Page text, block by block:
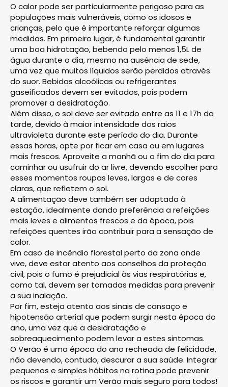
O calor pode ser particularmente perigoso para as
populações mais vulneráveis, como os idosos e
crianças, pelo que é importante reforçar algumas
medidas. Em primeiro lugar, é fundamental garantir
uma boa hidratação, bebendo pelo menos 1,5L de
água durante o dia, mesmo na ausência de sede,
uma vez que muitos líquidos serão perdidos através
do suor. Bebidas alcoólicas ou refrigerantes
gaseificados devem ser evitados, pois podem
promover a desidratação.
Além disso, o sol deve ser evitado entre as 11 e 17h da
tarde, devido à maior intensidade dos raios
ultravioleta durante este período do dia. Durante
essas horas, opte por ficar em casa ou em lugares
mais frescos. Aproveite a manhã ou o fim do dia para
caminhar ou usufruir do ar livre, devendo escolher para
esses momentos roupas leves, largas e de cores
claras, que refletem o sol.
A alimentação deve também ser adaptada à
estação, idealmente dando preferência a refeições
mais leves e alimentos frescos e da época, pois
refeições quentes irão contribuir para a sensação de
calor.
Em caso de incêndio florestal perto da zona onde
vive, deve estar atento aos conselhos da proteção
civil, pois o fumo é prejudicial às vias respiratórias e,
como tal, devem ser tomadas medidas para prevenir
a sua inalação.
Por fim, esteja atento aos sinais de cansaço e
hipotensão arterial que podem surgir nesta época do
ano, uma vez que a desidratação e
sobreaquecimento podem levar a estes sintomas.
O Verão é uma época do ano recheada de felicidade,
não devendo, contudo, descurar a sua saúde. Integrar
pequenos e simples hábitos na rotina pode prevenir
os riscos e garantir um Verão mais seguro para todos!